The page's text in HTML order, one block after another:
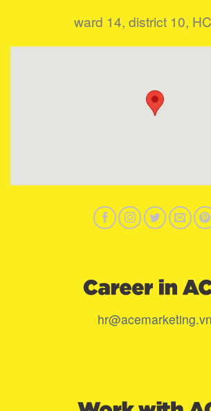
ward 14, district 10,
hr@acemarketing.vn